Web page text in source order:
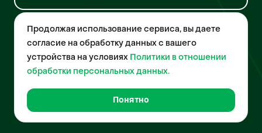
© 2026 Pet-Yes. ООО «Биржа домашних животных «Пет-Ес»
осуществляет деятельность в области информационных
технологий, деятельность по разработке и эксплуатации
собственного программного обеспечения, деятельность
порталов в информационно-коммуникационной сети Интернет и
домашних животных», свидетельство о регистрации
№2021612018 от 10 февраля 2021 года.
Продолжая использование сервиса, вы даете
согласие на обработку данных с вашего
устройства на условиях Политики в отношении
обработки персональных данных.
Понятно